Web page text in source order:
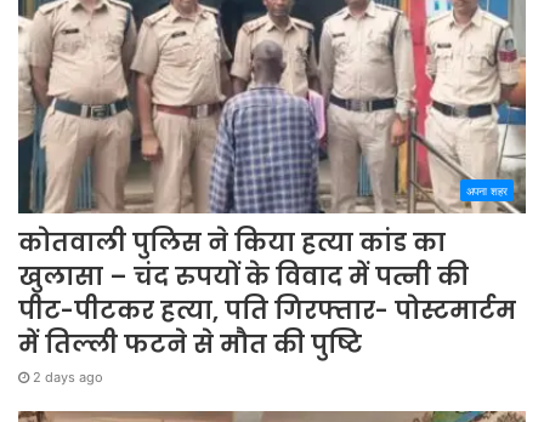
अपना शहर
कोतवाली पुलिस ने किया हत्या कांड का
खुलासा – चंद रुपयों के विवाद में पत्नी की
पीट-पीटकर हत्या, पति गिरफ्तार- पोस्टमार्टम
में तिल्ली फटने से मौत की पुष्टि
2 days ago